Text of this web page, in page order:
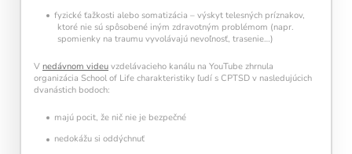
fyzické ťažkosti alebo somatizácia – výskyt telesných príznakov,
ktoré nie sú spôsobené iným zdravotným problémom (napr.
spomienky na traumu vyvolávajú nevoľnosť, trasenie…)
V nedávnom videu vzdelávacieho kanálu na YouTube zhrnula
organizácia School of Life charakteristiky ľudí s CPTSD v nasledujúcich
dvanástich bodoch:
majú pocit, že nič nie je bezpečné
nedokážu si oddýchnuť